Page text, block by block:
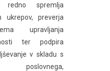
redno spremlja
ukrepov, preverja
upravljanja
ter podpira
v skladu s
poslovnega,